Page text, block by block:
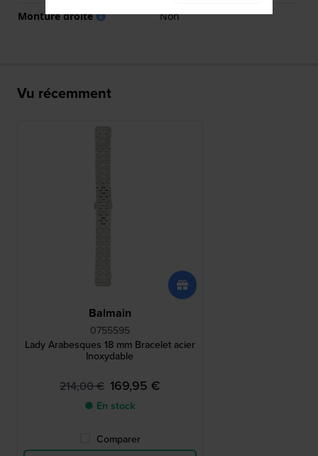
Monture droite
Non
Vu récemment
Balmain
0755595
Lady Arabesques 18 mm Bracelet acier
Inoxydable
214,00 € 169,95 €
● En stock
Comparer